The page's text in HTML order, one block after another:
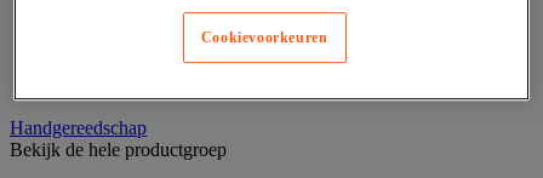
Assortimentsdoos en gereedschapkoffer
Gereedschapskist en opbergtas
Gereedschapskoffer en versterkte kist
Handgereedschap
Bekijk de hele productgroep
Cookievoorkeuren